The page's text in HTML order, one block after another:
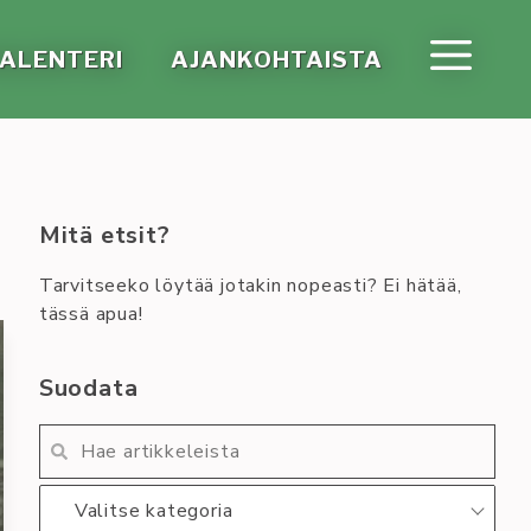
AJAN­KOH­TAIS­TA
Mitä etsit?
Tarvitseeko löytää jotakin nopeasti? Ei hätää,
tässä apua!
Suodata
Valitse kategoria